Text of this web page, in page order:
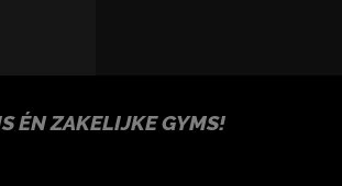
ÉN ZAKELIJKE GYMS!